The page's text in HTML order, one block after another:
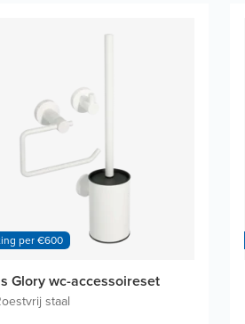
per €600
Glory wc-accessoireset
staal